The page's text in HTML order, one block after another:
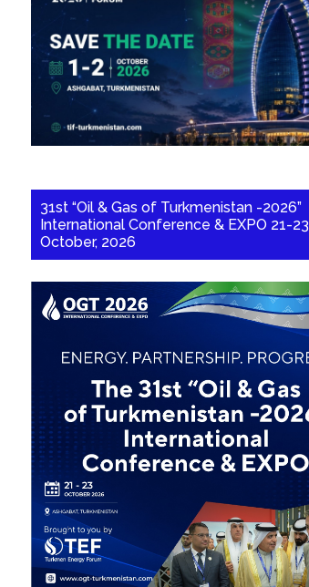
31st “Oil & Gas of Turkmenistan -2026”
International Conference & EXPO 21-23
October, 2026